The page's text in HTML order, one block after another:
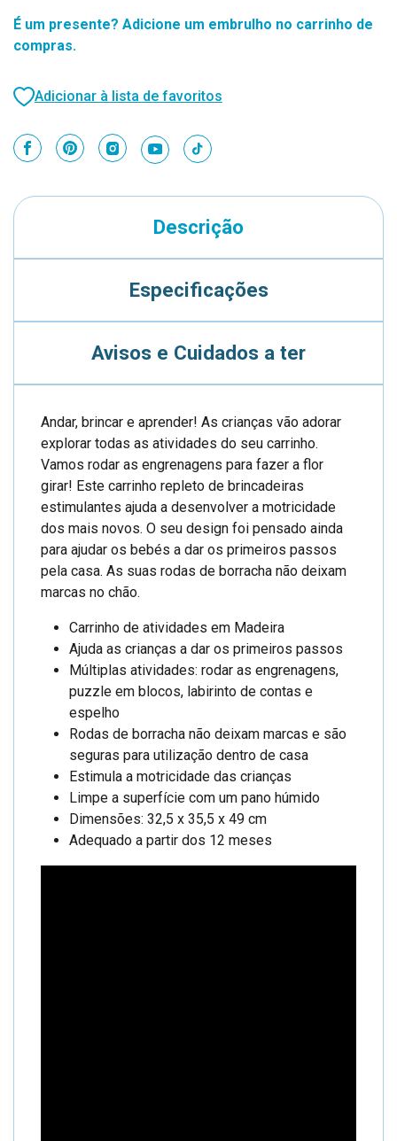
É um presente? Adicione um embrulho no carrinho de
compras.
Adicionar à lista de favoritos
Descrição
Especificações
Avisos e Cuidados a ter
Andar, brincar e aprender! As crianças vão adorar
explorar todas as atividades do seu carrinho.
Vamos rodar as engrenagens para fazer a flor
girar! Este carrinho repleto de brincadeiras
estimulantes ajuda a desenvolver a motricidade
dos mais novos. O seu design foi pensado ainda
para ajudar os bebés a dar os primeiros passos
pela casa. As suas rodas de borracha não deixam
marcas no chão.
Carrinho de atividades em Madeira
Ajuda as crianças a dar os primeiros passos
Múltiplas atividades: rodar as engrenagens,
puzzle em blocos, labirinto de contas e
espelho
Rodas de borracha não deixam marcas e são
seguras para utilização dentro de casa
Estimula a motricidade das crianças
Limpe a superfície com um pano húmido
Dimensões: 32,5 x 35,5 x 49 cm
Adequado a partir dos 12 meses